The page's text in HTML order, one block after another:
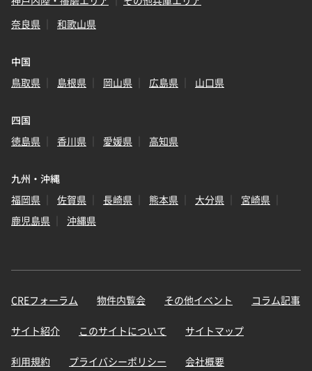
奈良県
和歌山県
中国
鳥取県
島根県 岡山県 広島県 山口県
四国
徳島県
香川県 愛媛県 高知県
九州・沖縄
福岡県
佐賀県 長崎県 熊本県 大分県
宮崎県
鹿児島県
沖縄県
CREフォーラム 物件内覧会 その他イベント コラム記事
サイト紹介 このサイトについて サイトマップ
利用規約 プライバシーポリシー 会社概要